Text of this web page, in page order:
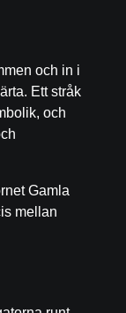
och in i
Ett stråk
och
Gamla
mellan